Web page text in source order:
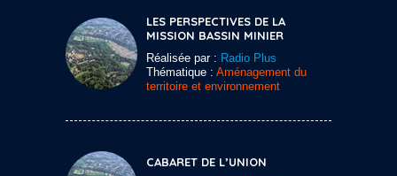
LES PERSPECTIVES DE LA
MISSION BASSIN MINIER
Réalisée par : Radio Plus
Thématique : Aménagement du
territoire et environnement
CABARET DE L’UNION